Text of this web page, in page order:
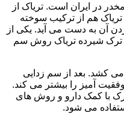
در ایران است. تریاک از
هم از ترکیب سوخته
آن به دست می آید. یکی از
ترک شیرده تریاک روش سم
۱۴ روز طول می کشد. بعد از سم زدایی
آمیز را بیشتر می کند.
با کمک دارو و روش های
می شود.